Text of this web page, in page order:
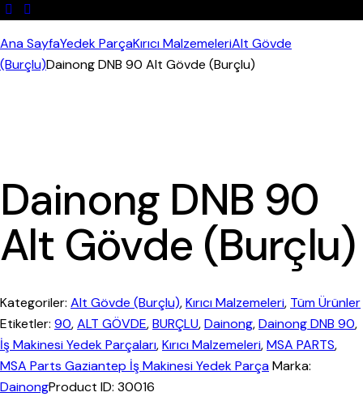
Ana SayfaYedek ParçaKırıcı MalzemeleriAlt Gövde
(Burçlu)Dainong DNB 90 Alt Gövde (Burçlu)
Dainong DNB 90
Alt Gövde (Burçlu)
Kategoriler: Alt Gövde (Burçlu),Kırıcı Malzemeleri, Tüm Ürünler
Etiketler: 90,ALT GÖVDE,BURÇLU,Dainong,Dainong DNB 90,
İş Makinesi Yedek Parçaları,Kırıcı Malzemeleri,MSA PARTS,
MSA Parts Gaziantep İş Makinesi Yedek ParçaMarka:
DainongProduct ID: 30016